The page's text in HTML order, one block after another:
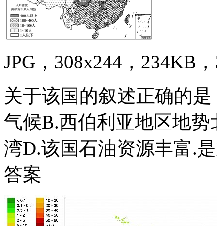
JPG，308x244，234KB
关于该国的叙述正确的
气候B.西伯利亚地区地
湾D.该国石油资源丰富.
答案